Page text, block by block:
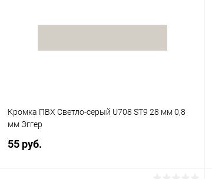
Кромка ПВХ Светло-серый U708 ST9 28 мм 0,8
мм Эггер
55 руб.